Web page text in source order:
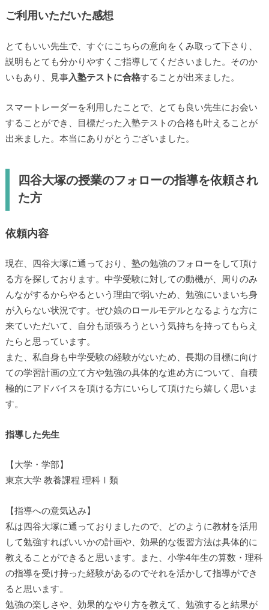
ご利用いただいた感想
とてもいい先生で、すぐにこちらの意向をくみ取って下さり、
説明もとても分かりやすくご指導してくださいました。そのか
いもあり、見事入塾テストに合格することが出来ました。
スマートレーダーを利用したことで、とても良い先生にお会い
することができ、目標だった入塾テストの合格も叶えることが
出来ました。本当にありがとうございました。
四谷大塚の授業のフォローの指導を依頼され
た方
依頼内容
現在、四谷大塚に通っており、塾の勉強のフォローをして頂け
る方を探しております。中学受験に対しての動機が、周りのみ
んながするからやるという理由で弱いため、勉強にいまいち身
が入らない状況です。ぜひ娘のロールモデルとなるような方に
来ていただいて、自分も頑張ろうという気持ちを持ってもらえ
たらと思っています。
また、私自身も中学受験の経験がないため、長期の目標に向け
ての学習計画の立て方や勉強の具体的な進め方について、自積
極的にアドバイスを頂ける方にいらして頂けたら嬉しく思いま
す。
指導した先生
【大学・学部】
東京大学 教養課程 理科Ⅰ類
【指導への意気込み】
私は四谷大塚に通っておりましたので、どのように教材を活用
して勉強すればいいかの計画や、効果的な復習方法は具体的に
教えることができると思います。また、小学4年生の算数・理科
の指導を受け持った経験があるのでそれを活かして指導ができ
ると思います。
勉強の楽しさや、効果的なやり方を教えて、勉強すると結果が